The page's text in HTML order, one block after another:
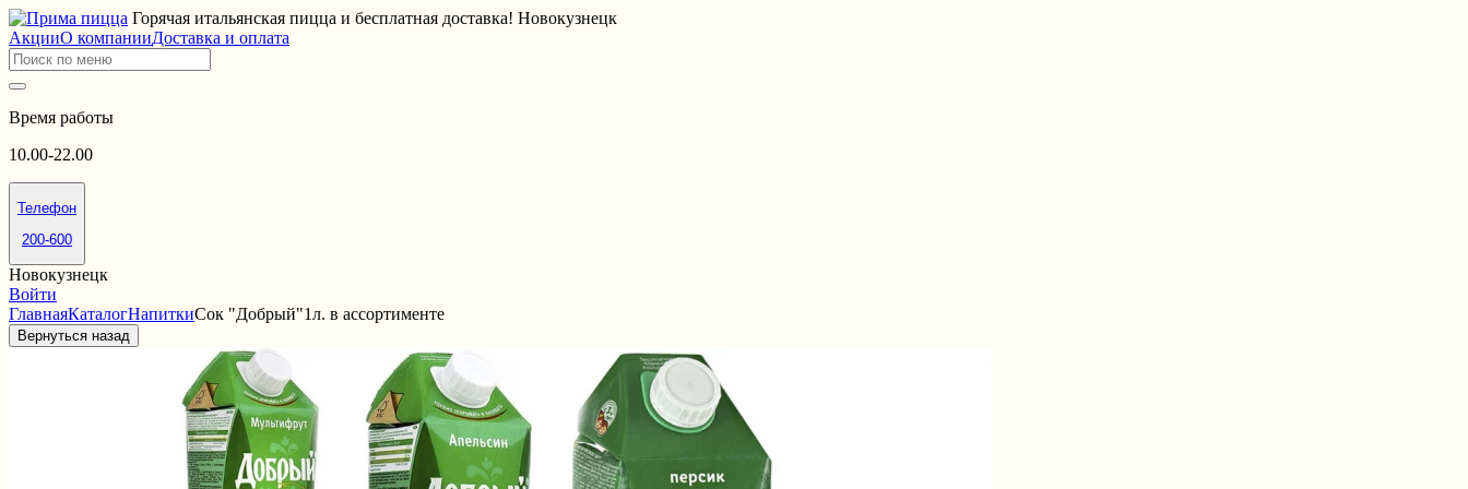
Горячая итальянская пицца и бесплатная доставка! Новокузнецк
АкцииО компанииДоставка и оплата
Время работы
10.00-22.00
Телефон
200-600
Новокузнецк
Войти
ГлавнаяКаталогНапиткиСок "Добрый"1л. в ассортименте
Вернуться назад